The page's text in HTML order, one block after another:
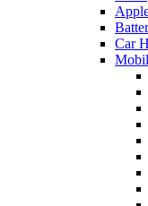
Car